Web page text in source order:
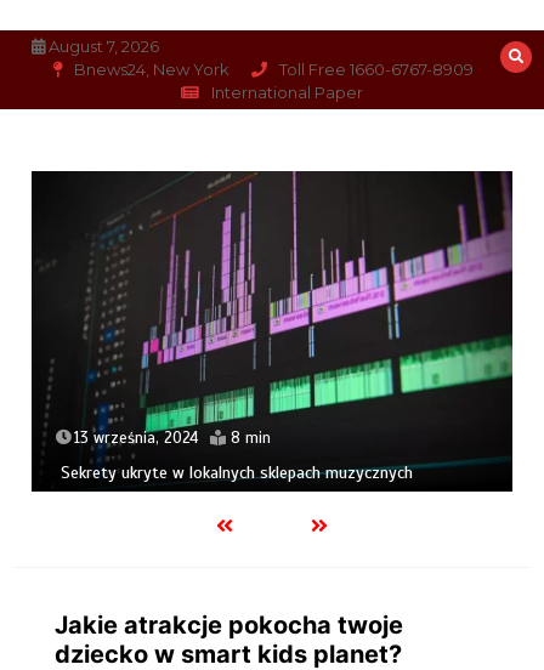
content
August 7, 2026
Bnews24, New York
Toll Free 1660-6767-8909
International Paper
13 września, 2024 8 min
Sekrety ukryte w lokalnych sklepach muzycznych
Jakie atrakcje pokocha twoje
dziecko w smart kids planet?